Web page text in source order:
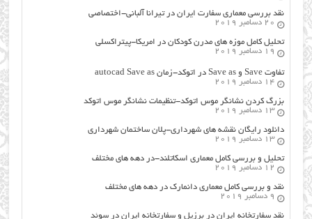
نقد بررسی معماری سفارت ایران در تیرانا آلبانی-اختصاصی
20 دسامبر 2019
تحلیل کامل موزه های مدرن کودکان در امریکا-پیتراکسلی
19 دسامبر 2019
تفاوت Save و Save as در اتوکد-زمان autocad Save as
14 دسامبر 2019
بزرگ کردن نشانگر موس اتوکد-تنظیمات نشانگر موس اتوکد
13 دسامبر 2019
دانلود رایگان نقشه های شهرداری-پلان ساختمان شهرداری
13 دسامبر 2019
تحلیل و بررسی کامل معماری اسکاتلند-در دهه های مختلف
12 دسامبر 2019
نقد و بررسی کامل معماری دانمارک در دهه های مختلف
9 دسامبر 2019
نقد سفارتخانه ایران در برزیل و سفارتخانه ایران در سوئد